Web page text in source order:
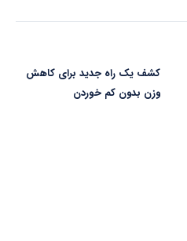
کشف یک راه جدید برای کاهش
وزن بدون کم خوردن